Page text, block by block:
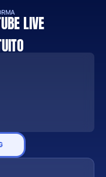
LIVE